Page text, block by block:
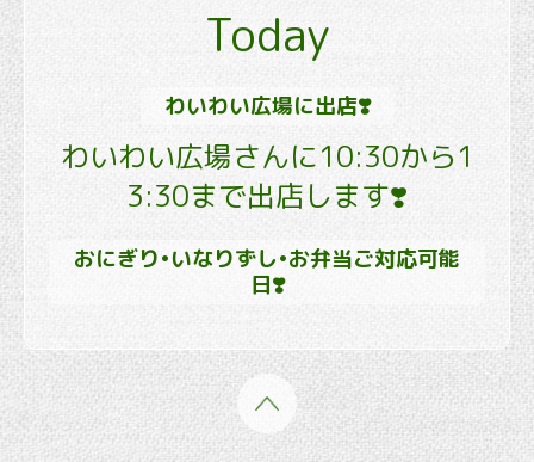
Today
わいわい広場に出店❣️
わいわい広場さんに10:30から1
3:30まで出店します❣️
おにぎり•いなりずし•お弁当ご対応可能
日❣️